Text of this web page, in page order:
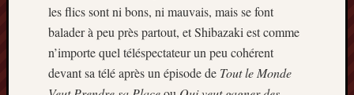
les flics sont ni bons, ni mauvais, mais se font
balader à peu près partout, et Shibazaki est comme
n’importe quel téléspectateur un peu cohérent
devant sa télé après un épisode de Tout le Monde